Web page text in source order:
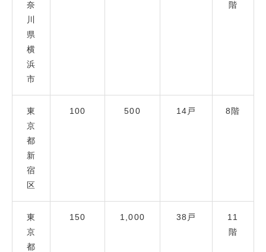
奈
川
県
横
浜
市
階
東
京
都
新
宿
区
100 500 14戸 8階
東
京
都
150 1,000 38戸
11
階